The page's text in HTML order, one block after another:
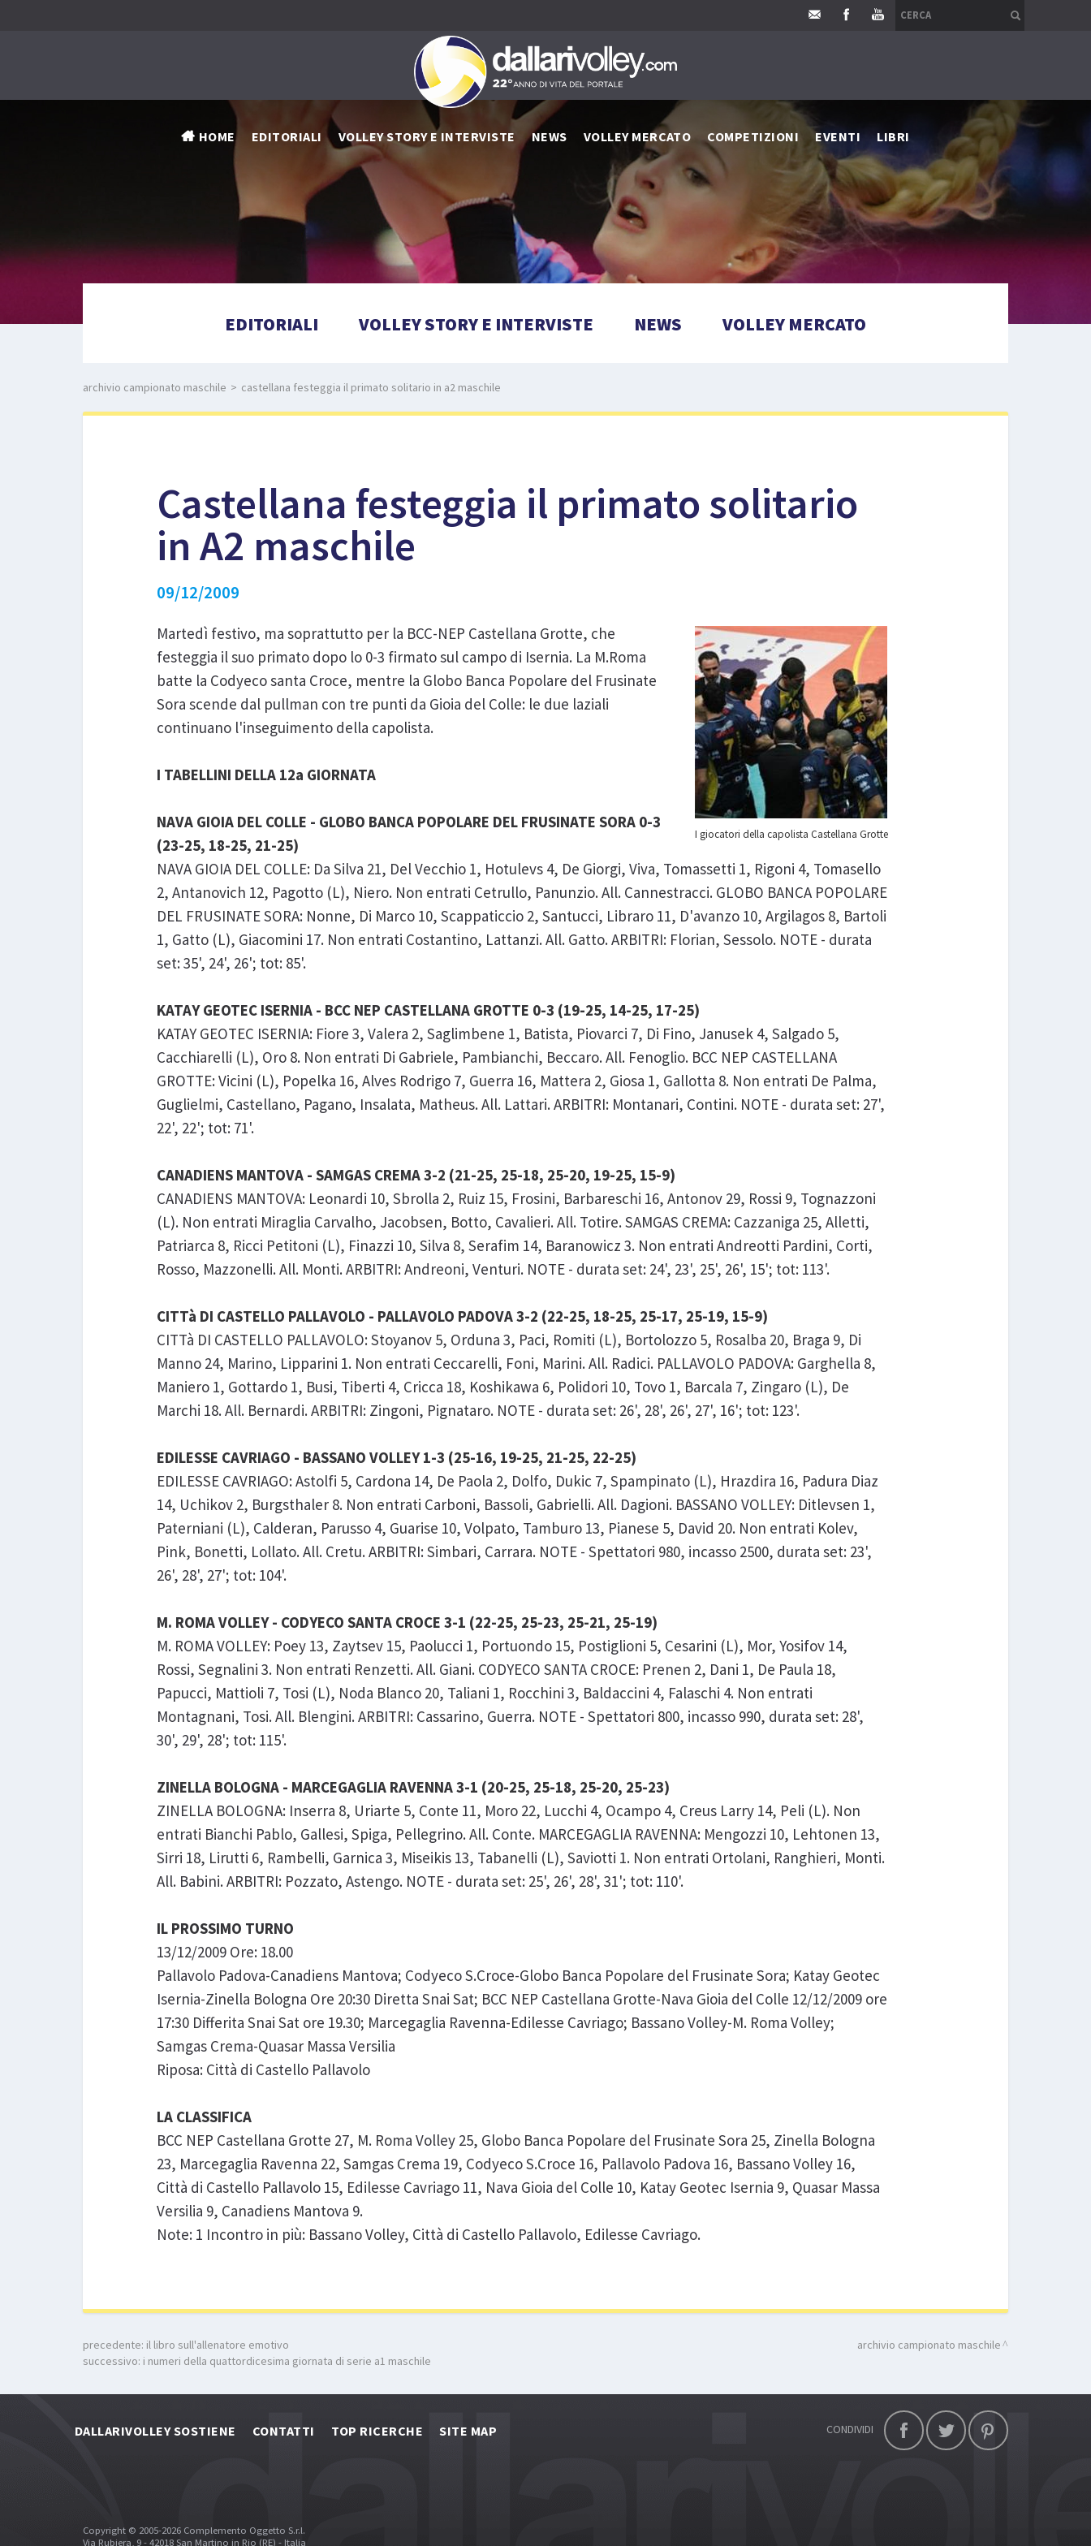
HOME EDITORIALI VOLLEY STORY E INTERVISTE NEWS VOLLEY MERCATO COMPETIZIONI EVENTI LIBRI
EDITORIALI VOLLEY STORY E INTERVISTE NEWS VOLLEY MERCATO
archivio campionato maschile > castellana festeggia il primato solitario in a2 maschile
Castellana festeggia il primato solitario
in A2 maschile
09/12/2009
I giocatori della capolista Castellana Grotte
Martedì festivo, ma soprattutto per la BCC-NEP Castellana Grotte, che
festeggia il suo primato dopo lo 0-3 firmato sul campo di Isernia. La M.Roma
batte la Codyeco santa Croce, mentre la Globo Banca Popolare del Frusinate
Sora scende dal pullman con tre punti da Gioia del Colle: le due laziali
continuano l'inseguimento della capolista.
I TABELLINI DELLA 12a GIORNATA
NAVA GIOIA DEL COLLE - GLOBO BANCA POPOLARE DEL FRUSINATE SORA 0-3
(23-25, 18-25, 21-25)
NAVA GIOIA DEL COLLE: Da Silva 21, Del Vecchio 1, Hotulevs 4, De Giorgi, Viva, Tomassetti 1, Rigoni 4, Tomasello
2, Antanovich 12, Pagotto (L), Niero. Non entrati Cetrullo, Panunzio. All. Cannestracci. GLOBO BANCA POPOLARE
DEL FRUSINATE SORA: Nonne, Di Marco 10, Scappaticcio 2, Santucci, Libraro 11, D'avanzo 10, Argilagos 8, Bartoli
1, Gatto (L), Giacomini 17. Non entrati Costantino, Lattanzi. All. Gatto. ARBITRI: Florian, Sessolo. NOTE - durata
set: 35', 24', 26'; tot: 85'.
KATAY GEOTEC ISERNIA - BCC NEP CASTELLANA GROTTE 0-3 (19-25, 14-25, 17-25)
KATAY GEOTEC ISERNIA: Fiore 3, Valera 2, Saglimbene 1, Batista, Piovarci 7, Di Fino, Janusek 4, Salgado 5,
Cacchiarelli (L), Oro 8. Non entrati Di Gabriele, Pambianchi, Beccaro. All. Fenoglio. BCC NEP CASTELLANA
GROTTE: Vicini (L), Popelka 16, Alves Rodrigo 7, Guerra 16, Mattera 2, Giosa 1, Gallotta 8. Non entrati De Palma,
Guglielmi, Castellano, Pagano, Insalata, Matheus. All. Lattari. ARBITRI: Montanari, Contini. NOTE - durata set: 27',
22', 22'; tot: 71'.
CANADIENS MANTOVA - SAMGAS CREMA 3-2 (21-25, 25-18, 25-20, 19-25, 15-9)
CANADIENS MANTOVA: Leonardi 10, Sbrolla 2, Ruiz 15, Frosini, Barbareschi 16, Antonov 29, Rossi 9, Tognazzoni
(L). Non entrati Miraglia Carvalho, Jacobsen, Botto, Cavalieri. All. Totire. SAMGAS CREMA: Cazzaniga 25, Alletti,
Patriarca 8, Ricci Petitoni (L), Finazzi 10, Silva 8, Serafim 14, Baranowicz 3. Non entrati Andreotti Pardini, Corti,
Rosso, Mazzonelli. All. Monti. ARBITRI: Andreoni, Venturi. NOTE - durata set: 24', 23', 25', 26', 15'; tot: 113'.
CITTà DI CASTELLO PALLAVOLO - PALLAVOLO PADOVA 3-2 (22-25, 18-25, 25-17, 25-19, 15-9)
CITTà DI CASTELLO PALLAVOLO: Stoyanov 5, Orduna 3, Paci, Romiti (L), Bortolozzo 5, Rosalba 20, Braga 9, Di
Manno 24, Marino, Lipparini 1. Non entrati Ceccarelli, Foni, Marini. All. Radici. PALLAVOLO PADOVA: Garghella 8,
Maniero 1, Gottardo 1, Busi, Tiberti 4, Cricca 18, Koshikawa 6, Polidori 10, Tovo 1, Barcala 7, Zingaro (L), De
Marchi 18. All. Bernardi. ARBITRI: Zingoni, Pignataro. NOTE - durata set: 26', 28', 26', 27', 16'; tot: 123'.
EDILESSE CAVRIAGO - BASSANO VOLLEY 1-3 (25-16, 19-25, 21-25, 22-25)
EDILESSE CAVRIAGO: Astolfi 5, Cardona 14, De Paola 2, Dolfo, Dukic 7, Spampinato (L), Hrazdira 16, Padura Diaz
14, Uchikov 2, Burgsthaler 8. Non entrati Carboni, Bassoli, Gabrielli. All. Dagioni. BASSANO VOLLEY: Ditlevsen 1,
Paterniani (L), Calderan, Parusso 4, Guarise 10, Volpato, Tamburo 13, Pianese 5, David 20. Non entrati Kolev,
Pink, Bonetti, Lollato. All. Cretu. ARBITRI: Simbari, Carrara. NOTE - Spettatori 980, incasso 2500, durata set: 23',
26', 28', 27'; tot: 104'.
M. ROMA VOLLEY - CODYECO SANTA CROCE 3-1 (22-25, 25-23, 25-21, 25-19)
M. ROMA VOLLEY: Poey 13, Zaytsev 15, Paolucci 1, Portuondo 15, Postiglioni 5, Cesarini (L), Mor, Yosifov 14,
Rossi, Segnalini 3. Non entrati Renzetti. All. Giani. CODYECO SANTA CROCE: Prenen 2, Dani 1, De Paula 18,
Papucci, Mattioli 7, Tosi (L), Noda Blanco 20, Taliani 1, Rocchini 3, Baldaccini 4, Falaschi 4. Non entrati
Montagnani, Tosi. All. Blengini. ARBITRI: Cassarino, Guerra. NOTE - Spettatori 800, incasso 990, durata set: 28',
30', 29', 28'; tot: 115'.
ZINELLA BOLOGNA - MARCEGAGLIA RAVENNA 3-1 (20-25, 25-18, 25-20, 25-23)
ZINELLA BOLOGNA: Inserra 8, Uriarte 5, Conte 11, Moro 22, Lucchi 4, Ocampo 4, Creus Larry 14, Peli (L). Non
entrati Bianchi Pablo, Gallesi, Spiga, Pellegrino. All. Conte. MARCEGAGLIA RAVENNA: Mengozzi 10, Lehtonen 13,
Sirri 18, Lirutti 6, Rambelli, Garnica 3, Miseikis 13, Tabanelli (L), Saviotti 1. Non entrati Ortolani, Ranghieri, Monti.
All. Babini. ARBITRI: Pozzato, Astengo. NOTE - durata set: 25', 26', 28', 31'; tot: 110'.
IL PROSSIMO TURNO
13/12/2009 Ore: 18.00
Pallavolo Padova-Canadiens Mantova; Codyeco S.Croce-Globo Banca Popolare del Frusinate Sora; Katay Geotec
Isernia-Zinella Bologna Ore 20:30 Diretta Snai Sat; BCC NEP Castellana Grotte-Nava Gioia del Colle 12/12/2009 ore
17:30 Differita Snai Sat ore 19.30; Marcegaglia Ravenna-Edilesse Cavriago; Bassano Volley-M. Roma Volley;
Samgas Crema-Quasar Massa Versilia
Riposa: Città di Castello Pallavolo
LA CLASSIFICA
BCC NEP Castellana Grotte 27, M. Roma Volley 25, Globo Banca Popolare del Frusinate Sora 25, Zinella Bologna
23, Marcegaglia Ravenna 22, Samgas Crema 19, Codyeco S.Croce 16, Pallavolo Padova 16, Bassano Volley 16,
Città di Castello Pallavolo 15, Edilesse Cavriago 11, Nava Gioia del Colle 10, Katay Geotec Isernia 9, Quasar Massa
Versilia 9, Canadiens Mantova 9.
Note: 1 Incontro in più: Bassano Volley, Città di Castello Pallavolo, Edilesse Cavriago.
precedente: il libro sull'allenatore emotivo
successivo: i numeri della quattordicesima giornata di serie a1 maschile
archivio campionato maschile
DALLARIVOLLEY SOSTIENE CONTATTI TOP RICERCHE SITE MAP CONDIVIDI
Copyright © 2005-2026 Complemento Oggetto S.r.l.
Via Rubiera, 9 - 42018 San Martino in Rio (RE) - Italia